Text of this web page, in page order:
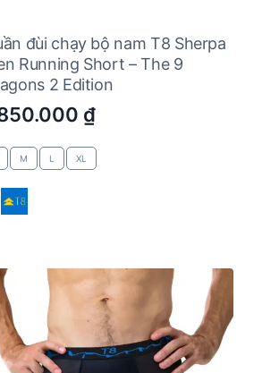
đùi chạy bộ nam T8 Sherpa
Running Short – The 9
2 Edition
₫
M L XL